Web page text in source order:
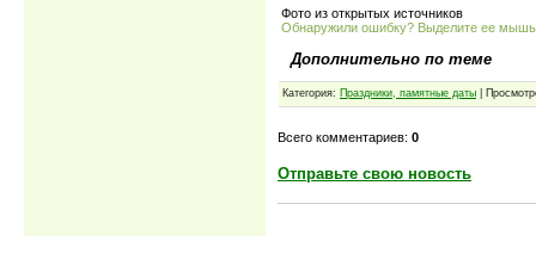
Фото из открытых источников
Обнаружили ошибку? Выделите ее
Дополнительно по теме
Категория: Праздники, памятные даты |
Всего комментариев: 0
Отправьте свою новость